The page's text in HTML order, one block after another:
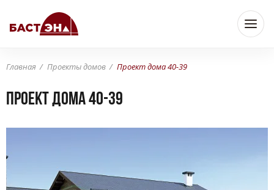
Главная Проекты домов Проект дома 40-39
Проект дома 40-39